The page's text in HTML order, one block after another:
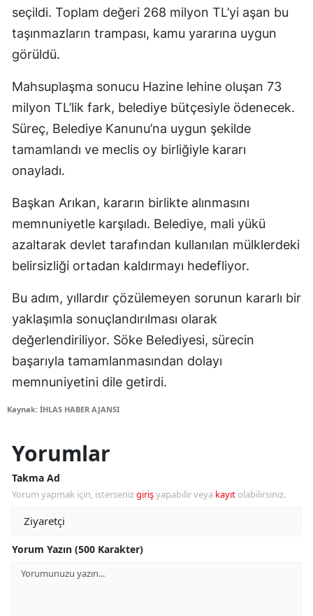
seçildi. Toplam değeri 268 milyon TL’yi aşan bu
taşınmazların trampası, kamu yararına uygun
görüldü.
Mahsuplaşma sonucu Hazine lehine oluşan 73
milyon TL’lik fark, belediye bütçesiyle ödenecek.
Süreç, Belediye Kanunu’na uygun şekilde
tamamlandı ve meclis oy birliğiyle kararı
onayladı.
Başkan Arıkan, kararın birlikte alınmasını
memnuniyetle karşıladı. Belediye, mali yükü
azaltarak devlet tarafından kullanılan mülklerdeki
belirsizliği ortadan kaldırmayı hedefliyor.
Bu adım, yıllardır çözülemeyen sorunun kararlı bir
yaklaşımla sonuçlandırılması olarak
değerlendiriliyor. Söke Belediyesi, sürecin
başarıyla tamamlanmasından dolayı
memnuniyetini dile getirdi.
Kaynak: İHLAS HABER AJANSI
Yorumlar
Takma Ad
Yorum yapmak için, istersenizgirişyapabilir veya kayıt olabilirsiniz.
Yorum Yazın (500 Karakter)